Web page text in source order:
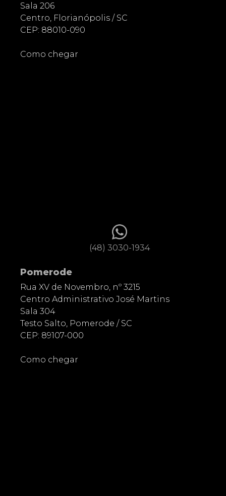
Sala 206
Centro, Florianópolis / SC
CEP: 88010-090
Como chegar
(48) 3030-1934
Pomerode
Rua XV de Novembro, nº 3215
Centro Administrativo José Martins
Sala 304
Testo Salto, Pomerode / SC
CEP: 89107-000
Como chegar